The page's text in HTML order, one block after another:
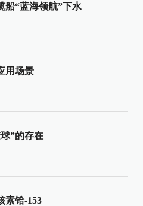
船“蓝海领航”下水
用场景
”的存在
素铪-153